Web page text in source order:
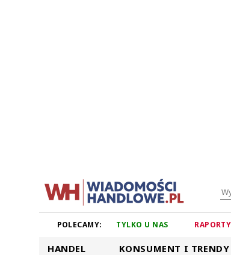
POLECAMY: TYLKO U NAS
HANDEL KONSUMENT I TRENDY